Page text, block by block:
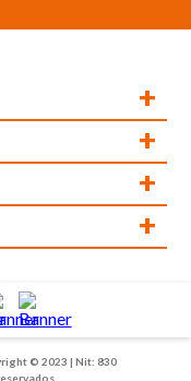
+
+
+
+
© 2023 | Nit: 830